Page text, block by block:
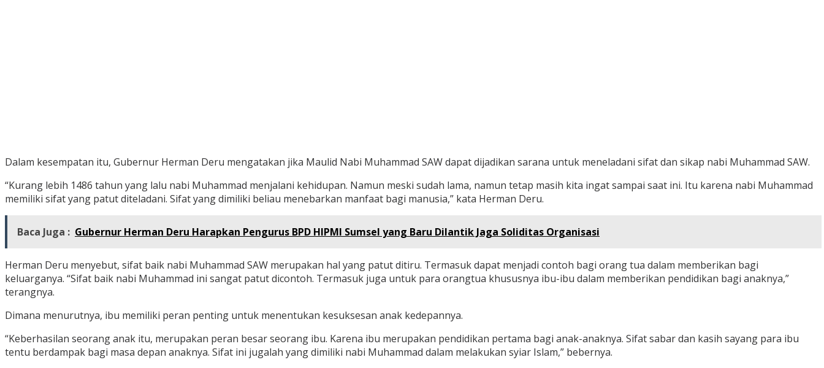
Dalam kesempatan itu, Gubernur Herman Deru mengatakan jika Maulid Nabi Muhammad SAW dapat dijadikan sarana untuk meneladani sifat dan sikap nabi Muhammad SAW.
“Kurang lebih 1486 tahun yang lalu nabi Muhammad menjalani kehidupan. Namun meski sudah lama, namun tetap masih kita ingat sampai saat ini. Itu karena nabi Muhammad
memiliki sifat yang patut diteladani. Sifat yang dimiliki beliau menebarkan manfaat bagi manusia,” kata Herman Deru.
Baca Juga : Gubernur Herman Deru Harapkan Pengurus BPD HIPMI Sumsel yang Baru Dilantik Jaga Soliditas Organisasi
Herman Deru menyebut, sifat baik nabi Muhammad SAW merupakan hal yang patut ditiru. Termasuk dapat menjadi contoh bagi orang tua dalam memberikan bagi
keluarganya. “Sifat baik nabi Muhammad ini sangat patut dicontoh. Termasuk juga untuk para orangtua khususnya ibu-ibu dalam memberikan pendidikan bagi anaknya,”
terangnya.
Dimana menurutnya, ibu memiliki peran penting untuk menentukan kesuksesan anak kedepannya.
“Keberhasilan seorang anak itu, merupakan peran besar seorang ibu. Karena ibu merupakan pendidikan pertama bagi anak-anaknya. Sifat sabar dan kasih sayang para ibu
tentu berdampak bagi masa depan anaknya. Sifat ini jugalah yang dimiliki nabi Muhammad dalam melakukan syiar Islam,” bebernya.